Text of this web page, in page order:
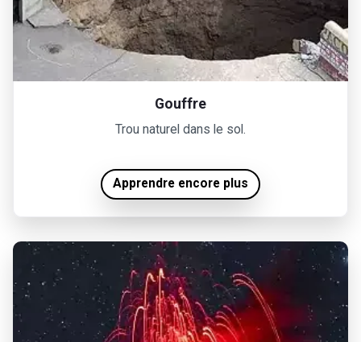
Gouffre
Trou naturel dans le sol.
Apprendre encore plus